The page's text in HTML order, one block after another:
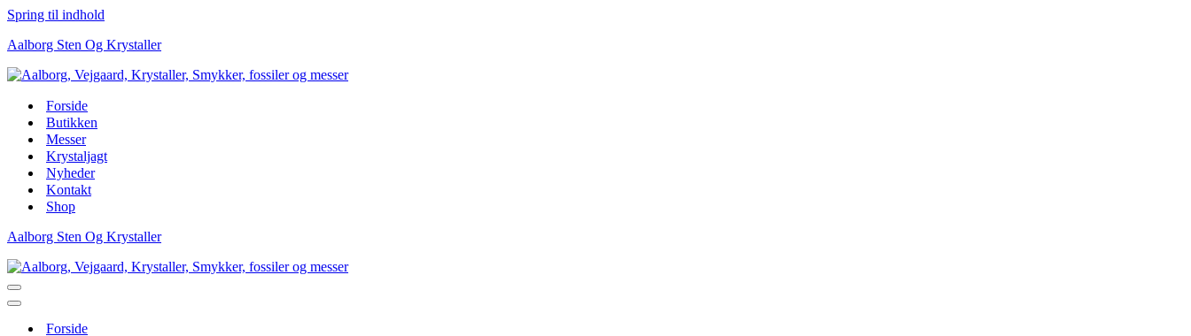
Spring til indhold
Aalborg Sten Og Krystaller
Forside
Butikken
Messer
Krystaljagt
Nyheder
Kontakt
Shop
Aalborg Sten Og Krystaller
Navigation
menu
Navigation
Forside